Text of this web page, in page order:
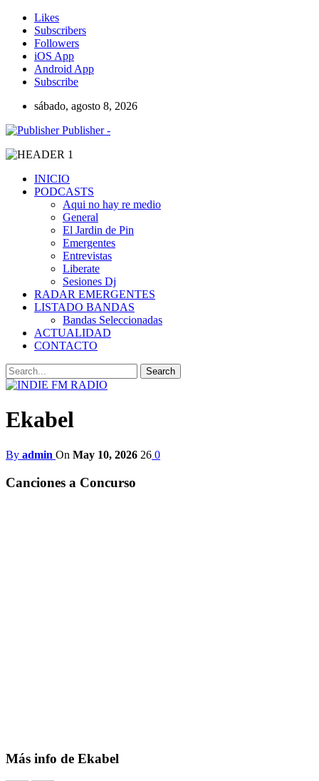
Likes
Subscribers
Followers
iOS App
Android App
Subscribe
sábado, agosto 8, 2026
Publisher -
INICIO
PODCASTS
Aqui no hay re medio
General
El Jardin de Pin
Emergentes
Entrevistas
Liberate
Sesiones Dj
RADAR EMERGENTES
LISTADO BANDAS
Bandas Seleccionadas
ACTUALIDAD
CONTACTO
Ekabel
By admin On May 10, 2026 26 0
Canciones a Concurso
Más info de Ekabel